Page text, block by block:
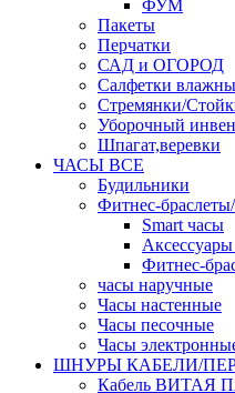
ФУМ
Пакеты
Перчатки
САД и ОГОРОД
Салфетки
Стремянки/
Уборочный
Шпагат,веревки
ЧАСЫ ВСЕ
Будильники
Фитнес-
Smart часы
Фитнес-
часы наручные
Часы настенные
Часы песочные
Часы
ШНУРЫ КАБЕЛИ/
Кабель ВИТАЯ